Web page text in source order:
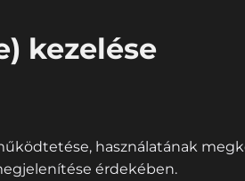
kezelése
használatának
érdekében.